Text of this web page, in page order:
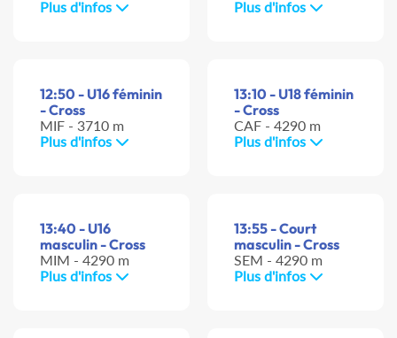
Plus d'infos Plus d'infos
12:50 - U16 féminin
- Cross
MIF - 3710 m
Plus d'infos
13:10 - U18 féminin
- Cross
CAF - 4290 m
Plus d'infos
13:40 - U16
masculin - Cross
MIM - 4290 m
Plus d'infos
13:55 - Court
masculin - Cross
SEM - 4290 m
Plus d'infos